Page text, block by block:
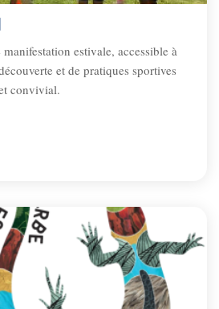
estivale, accessible à
et de pratiques sportives
convivial.